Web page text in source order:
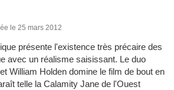
le 25 mars 2012
présente l'existence très précaire des
avec un réalisme saisissant. Le duo
William Holden domine le film de bout en
telle la Calamity Jane de l'Ouest